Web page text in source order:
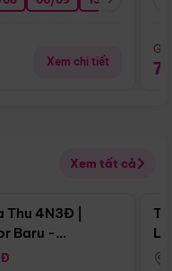
Xem chi tiết
Xem tất cả
Điểm nổi bật
4N3Đ |
Baru -